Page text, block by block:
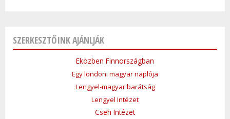
SZERKESZTŐINK AJÁNLJÁK
Eközben Finnországban
Egy londoni magyar naplója
Lengyel-magyar barátság
Lengyel Intézet
Cseh Intézet